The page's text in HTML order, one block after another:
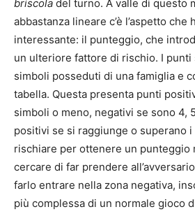
briscola del turno. A valle di questo
abbastanza lineare c’è l’aspetto che
interessante: il punteggio, che
un ulteriore fattore di rischio. I punti
simboli posseduti di una famiglia e
tabella. Questa presenta punti
simboli o meno, negativi se sono 4,
positivi se si raggiunge o superano i
rischiare per ottenere un punteggio
cercare di far prendere
farlo entrare nella zona negativa,
più complessa di un normale gioco